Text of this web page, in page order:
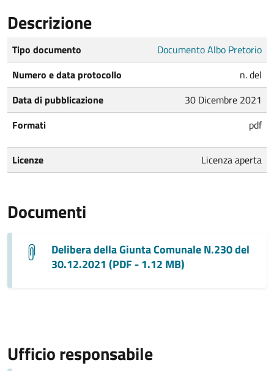
Descrizione
Tipo documento
Documento Albo Pretorio
Numero e data protocollo
n. del
Data di pubblicazione
30 Dicembre 2021
Formati
pdf
Licenze Licenza aperta
Documenti
Delibera della Giunta Comunale N.230 del
30.12.2021 (PDF - 1.12 MB)
Ufficio responsabile